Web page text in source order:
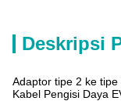
Deskripsi
Adaptor tipe 2 ke
Kabel Pengisi Daya